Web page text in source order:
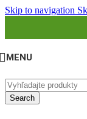
Skip to navigation
MENU
Search